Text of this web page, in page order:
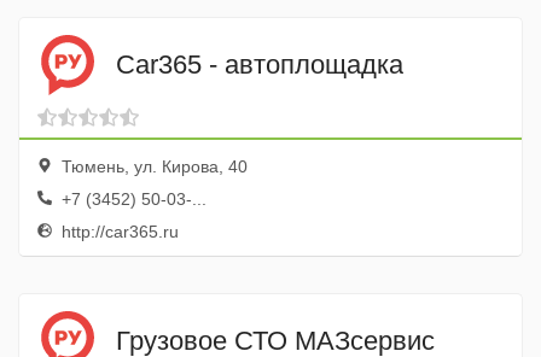
Car365 - автоплощадка
Тюмень, ул. Кирова, 40
+7 (3452) 50-03-...
http://car365.ru
Грузовое СТО МАЗсервис